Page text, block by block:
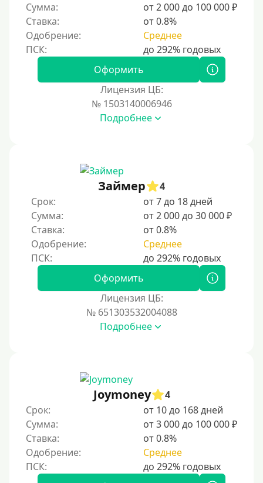
По загранпаспорту
По военному билету
По водительскому удостоверению
Без СНИЛСа
Без подтверждения дохода
Без справок и поручителей
Без посредников
Процент
С пролонгацией (продлением)
Под высокий процент
С ежемесячным платежом
Под низкий процент
Без процентов
Первый займ без процентов
Без процентов на 30 дней
Сумма:
от 2 000 до 100 000 ₽
Ставка:
от 0.8%
Одобрение:
Среднее
Оформить
Лицензия ЦБ:
№ 1503140006946
Подробнее
Займер
4
Срок:
от 7 до 18 дней
Сумма:
от 2 000 до 30 000 ₽
Ставка:
от 0.8%
Одобрение:
Среднее
Оформить
Лицензия ЦБ:
№ 651303532004088
Подробнее
Joymoney
4
Срок:
от 10 до 168 дней
Сумма:
от 3 000 до 100 000 ₽
Ставка:
от 0.8%
Одобрение:
Среднее